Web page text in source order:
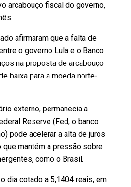
arcabouço fiscal do governo,
afirmaram que a falta de
o governo Lula e o Banco
na proposta de arcabouço
baixa para a moeda norte-
externo, permanecia a
Reserve (Fed, o banco
pode acelerar a alta de juros
que mantém a pressão sobre
como o Brasil.
dia cotado a 5,1404 reais, em